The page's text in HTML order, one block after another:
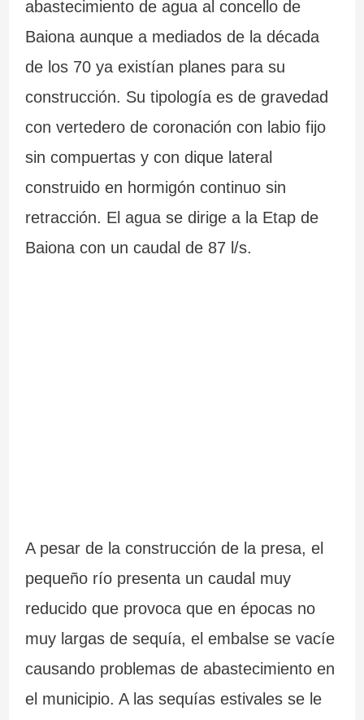
abastecimiento de agua al concello de
Baiona aunque a mediados de la década
de los 70 ya existían planes para su
construcción. Su tipología es de gravedad
con vertedero de coronación con labio fijo
sin compuertas y con dique lateral
construido en hormigón continuo sin
retracción. El agua se dirige a la Etap de
Baiona con un caudal de 87 l/s.
A pesar de la construcción de la presa, el
pequeño río presenta un caudal muy
reducido que provoca que en épocas no
muy largas de sequía, el embalse se vacíe
causando problemas de abastecimiento en
el municipio. A las sequías estivales se le